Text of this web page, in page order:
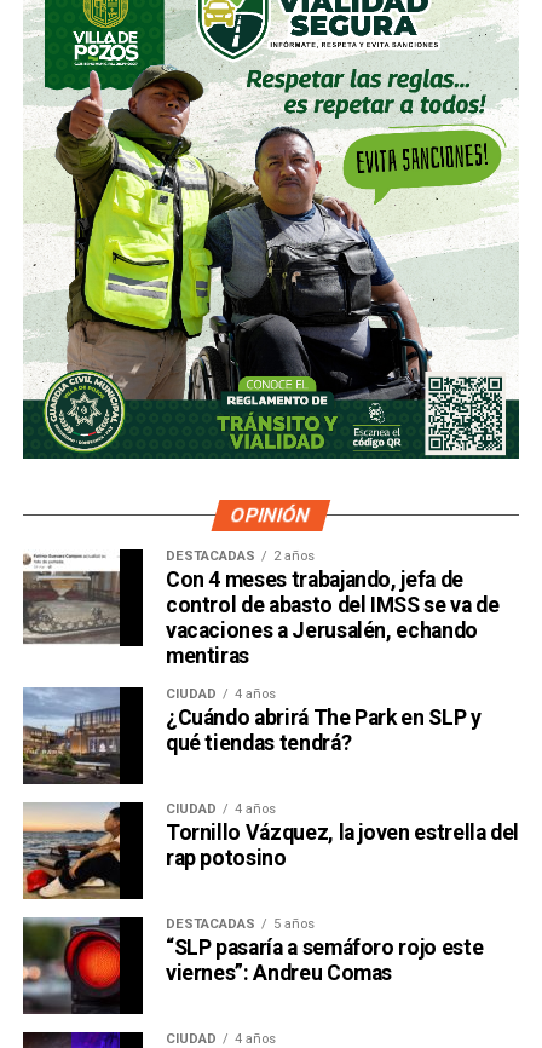
OPINIÓN
DESTACADAS 2 años
Con 4 meses trabajando, jefa de
control de abasto del IMSS se va de
vacaciones a Jerusalén, echando
mentiras
CIUDAD 4 años
¿Cuándo abrirá The Park en SLP y
qué tiendas tendrá?
CIUDAD 4 años
Tornillo Vázquez, la joven estrella del
rap potosino
DESTACADAS 5 años
“SLP pasaría a semáforo rojo este
viernes”: Andreu Comas
CIUDAD 4 años